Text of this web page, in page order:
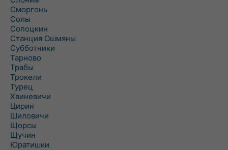
Сморгонь
Солы
Сопоцкин
Станция Ошмяны
Субботники
Тарново
Трабы
Трокели
Турец
Хвиневичи
Цирин
Шиловичи
Щорсы
Щучин
Юратишки